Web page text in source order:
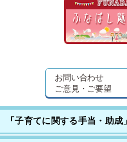
お問い合わせ
ご意見・ご要望
「子育てに関する手当・助成